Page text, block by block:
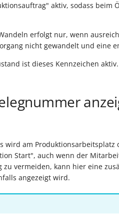
aktiv, sodass beim
erfolgt nur, wenn
nicht gewandelt und eine
ist dieses Kennzeichen aktiv.
wird am
Start", auch wenn der
zu vermeiden, kann hier eine
angezeigt wird.